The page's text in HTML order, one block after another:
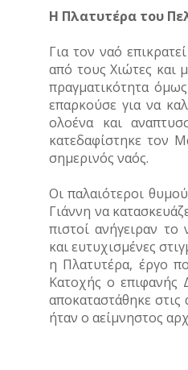
Η Πλατυτέρα του
Για τον ναό
από τους Χιώτες και
πραγματικότητα
επαρκούσε για να
ολοένα και
κατεδαφίστηκε τον
σημερινός ναός.
Οι παλαιότεροι
Γιάννη να
πιστοί ανήγειραν
και ευτυχισμένες
η Πλατυτέρα, έργο
Κατοχής ο επιφανής
αποκαταστάθηκε στις
ήταν ο αείμνηστος